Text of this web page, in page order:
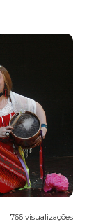
766 visualizações